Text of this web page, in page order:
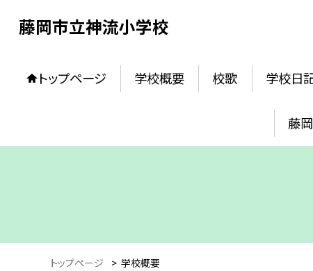
藤岡市立神流小学校
トップページ 学校概要 校歌 学校日
藤
トップページ > 学校概要